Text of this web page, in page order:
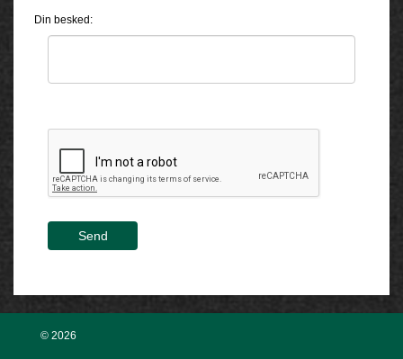
Din besked:
Send
© 2026